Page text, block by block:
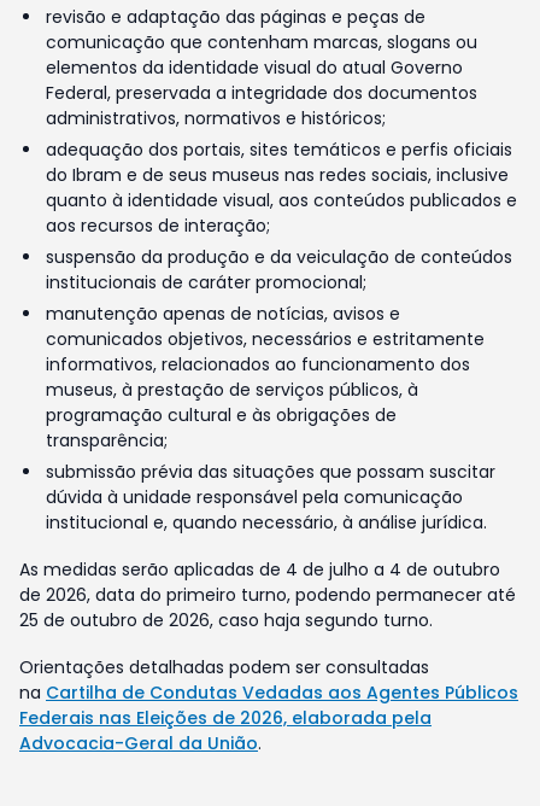
revisão e adaptação das páginas e peças de
comunicação que contenham marcas, slogans ou
elementos da identidade visual do atual Governo
Federal, preservada a integridade dos documentos
administrativos, normativos e históricos;
adequação dos portais, sites temáticos e perfis oficiais
do Ibram e de seus museus nas redes sociais, inclusive
quanto à identidade visual, aos conteúdos publicados e
aos recursos de interação;
suspensão da produção e da veiculação de conteúdos
institucionais de caráter promocional;
manutenção apenas de notícias, avisos e
comunicados objetivos, necessários e estritamente
informativos, relacionados ao funcionamento dos
museus, à prestação de serviços públicos, à
programação cultural e às obrigações de
transparência;
submissão prévia das situações que possam suscitar
dúvida à unidade responsável pela comunicação
institucional e, quando necessário, à análise jurídica.
As medidas serão aplicadas de 4 de julho a 4 de outubro
de 2026, data do primeiro turno, podendo permanecer até
25 de outubro de 2026, caso haja segundo turno.
Orientações detalhadas podem ser consultadas
na Cartilha de Condutas Vedadas aos Agentes Públicos
Federais nas Eleições de 2026, elaborada pela
Advocacia-Geral da União.